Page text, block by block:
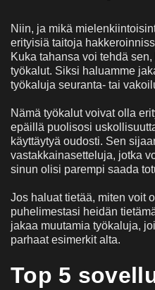
Niin, ja mikä
erityisiä taitoja
Kuka tahansa voi tehdä
työkalut. Siksi haluamme
työkaluja seuranta- tai
Nämä työkalut voivat olla
epäillä puolisosi
käyttäytyä oudosti. Sen
vastakkainasetteluja, jotka
sinun olisi parempi saada
Jos haluat tietää, miten voit
puhelimestasi heidän
jakaa muutamia työkaluja,
parhaat esimerkit alta.
Top 5